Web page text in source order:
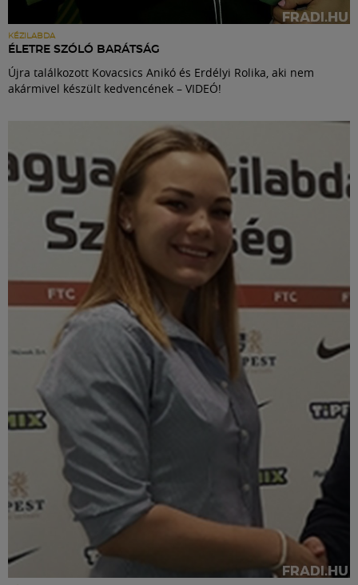
KÉZILABDA
ÉLETRE SZÓLÓ BARÁTSÁG
Újra találkozott Kovacsics Anikó és Erdélyi Rolika, aki nem
akármivel készült kedvencének – VIDEÓ!